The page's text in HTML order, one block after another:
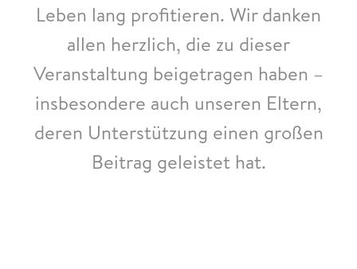
Leben lang profitieren. Wir danken
allen herzlich, die zu dieser
Veranstaltung beigetragen haben –
insbesondere auch unseren Eltern,
deren Unterstützung einen großen
Beitrag geleistet hat.